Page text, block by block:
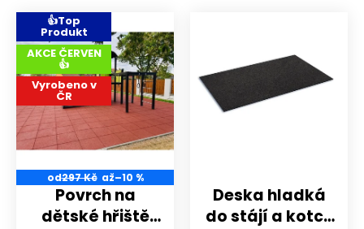
p
o
d
ů
V
p
p
o
d
u
👍Top
Produkt
AKCE ČERVEN
👍
Vyrobeno v
ČR
od297 Kč až–10 %
Povrch na
dětské hřiště
Deska hladká
do stájí a kotců